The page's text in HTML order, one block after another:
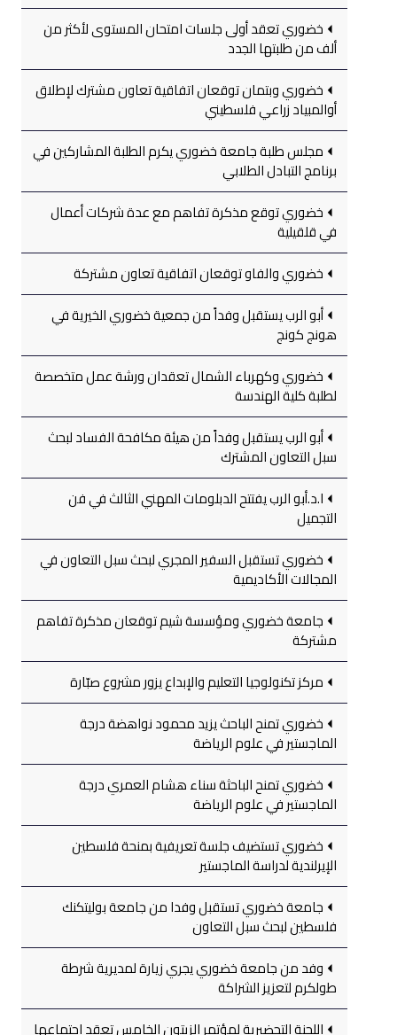
خضوري تعقد أولى جلسات امتحان المستوى لأكثر من
ألف من طلبتها الجدد
خضوري وبتمان توقعان اتفاقية تعاون مشترك لإطلاق
أوالمبياد زراعي فلسطيني
مجلس طلبة جامعة خضوري يكرم الطلبة المشاركين في
برنامج التبادل الطلابي
خضوري توقع مذكرة تفاهم مع عدة شركات أعمال
في قلقيلية
خضوري والفاو توقعان اتفاقية تعاون مشتركة
أبو الرب يستقبل وفداً من جمعية خضوري الخيرية في
هونج كونج
خضوري وكهرباء الشمال تعقدان ورشة عمل متخصصة
لطلبة كلية الهندسة
أبو الرب يستقبل وفداً من هيئة مكافحة الفساد لبحث
سبل التعاون المشترك
ا.د.أبو الرب يفتتح الدبلومات المهني الثالث في فن
التجميل
خضوري تستقبل السفير المجري لبحث سبل التعاون في
المجالات الأكاديمية
جامعة خضوري ومؤسسة شيم توقعان مذكرة تفاهم
مشتركة
مركز تكنولوجيا التعليم والإبداع يزور مشروع صبّارة
خضوري تمنح الباحث يزيد محمود نواهضة درجة
الماجستير في علوم الرياضة
خضوري تمنح الباحثة سناء هشام العمري درجة
الماجستير في علوم الرياضة
خضوري تستضيف جلسة تعريفية بمنحة فلسطين
الإيرلندية لدراسة الماجستير
جامعة خضوري تستقبل وفدا من جامعة بوليتكنك
فلسطين لبحث سبل التعاون
وفد من جامعة خضوري يجري زيارة لمديرية شرطة
طولكرم لتعزيز الشراكة
اللجنة التحضيرية لمؤتمر الزيتون الخامس تعقد اجتماعها